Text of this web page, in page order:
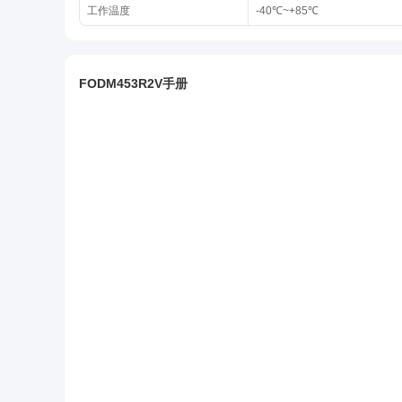
工作温度 -40℃~+85℃
FODM453R2V手册